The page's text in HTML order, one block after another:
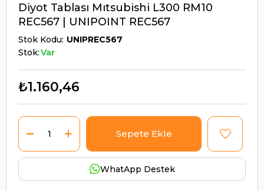
Diyot Tablası Mıtsubishi L300 RM10
REC567 | UNIPOINT REC567
Stok Kodu UNIPREC567
Stok:Var
₺1.160,46
WhatApp Destek